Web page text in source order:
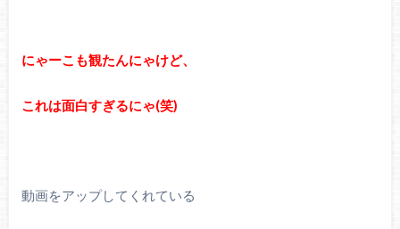
にゃーこも観たんにゃけど、
これは面白すぎるにゃ(笑)
動画をアップしてくれている